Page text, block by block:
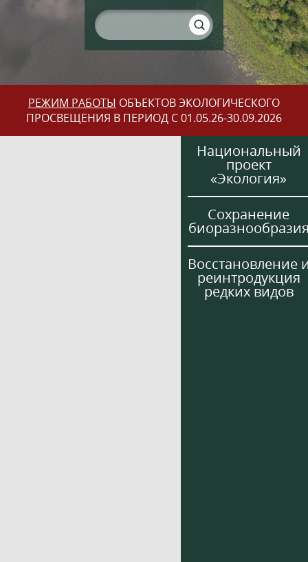
РЕЖИМ РАБОТЫ ОБЪЕКТОВ ЭКОЛОГИЧЕСКОГО
ПРОСВЕЩЕНИЯ В ПЕРИОД С 01.05.26-30.09.2026
Национальный
проект
«Экология»
Сохранение
Восстановление
реинтродукция
редких видов